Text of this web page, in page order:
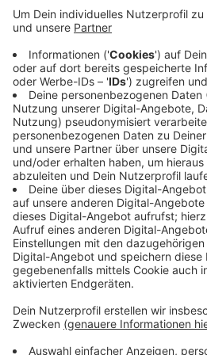
Im gesamten Rheinland waren
Euro, so der Verband. Das Geld
Arbeitgeber, um neue
sie behinderungsgerecht zu
bekamen Beschäftigte mit
für Arbeitsassistenzen oder
vergangenen Jahreswechsel
Mettmann fast 50.000
Schwerbehinderung.
Anzeige